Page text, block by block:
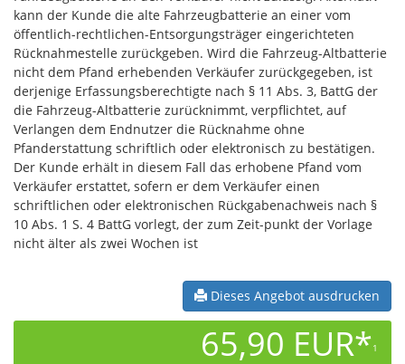
kann der Kunde die alte Fahrzeugbatterie an einer vom
öffentlich-rechtlichen-Entsorgungsträger eingerichteten
Rücknahmestelle zurückgeben. Wird die Fahrzeug-Altbatterie
nicht dem Pfand erhebenden Verkäufer zurückgegeben, ist
derjenige Erfassungsberechtigte nach § 11 Abs. 3, BattG der
die Fahrzeug-Altbatterie zurücknimmt, verpflichtet, auf
Verlangen dem Endnutzer die Rücknahme ohne
Pfanderstattung schriftlich oder elektronisch zu bestätigen.
Der Kunde erhält in diesem Fall das erhobene Pfand vom
Verkäufer erstattet, sofern er dem Verkäufer einen
schriftlichen oder elektronischen Rückgabenachweis nach §
10 Abs. 1 S. 4 BattG vorlegt, der zum Zeit-punkt der Vorlage
nicht älter als zwei Wochen ist
Dieses Angebot ausdrucken
65,90 EUR*1